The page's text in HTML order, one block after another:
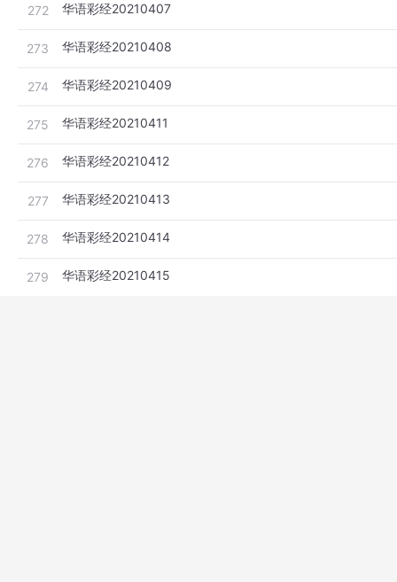
272 华语彩经20210407
273 华语彩经20210408
274 华语彩经20210409
275 华语彩经20210411
276 华语彩经20210412
277 华语彩经20210413
278 华语彩经20210414
279 华语彩经20210415